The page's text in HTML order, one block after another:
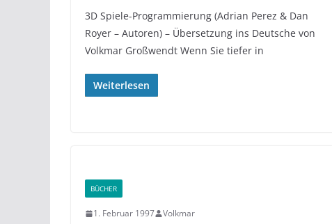
3D Spiele-Programmierung (Adrian Perez & Dan
Royer – Autoren) – Übersetzung ins Deutsche von
Volkmar Großwendt Wenn Sie tiefer in
Weiterlesen
BÜCHER
1. Februar 1997 Volkmar